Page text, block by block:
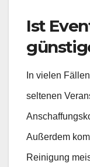
Ist
In vielen
seltenen
Außerdem
Reinigung